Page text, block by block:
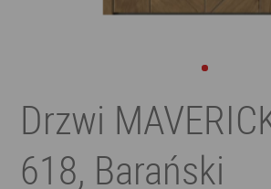
Drzwi
618, Barański